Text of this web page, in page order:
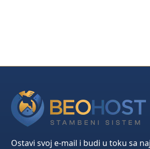
Ostavi svoj e-mail i budi u toku sa